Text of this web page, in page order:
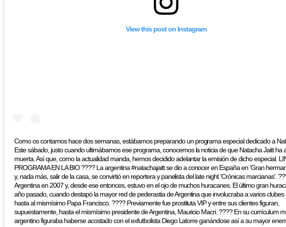
View this post on Instagram
Como os contamos hace dos semanas, estábamos preparando un programa especial dedicado a
Este sábado, justo cuando ultimábamos ese programa, conocemos la noticia de que Natacha Jaitt ha
muerta. Así que, como la actualidad manda, hemos decidido adelantar la emisión de dicho especial.
PROGRAMA EN LA BIO ???? La argentina #natachajaitt se dio a conocer en España en 'Gran
y, nada más, salir de la casa, se convirtió en reportera y panelista del late night 'Crónicas marcianas'.
Argentina en 2007 y, desde ese entonces, estuvo en el ojo de muchos huracanes. El último gran
año pasado, cuando destapó la mayor red de pederastia de Argentina que involucraba a varios clubes
hasta al mismísimo Papa Francisco. ???? Previamente fue prostituta VIP y entre sus clientes figuran,
supuestamente, hasta el mismísimo presidente de Argentina, Mauricio Macri. ???? En su currículum
argentino figuraba haberse acostado con el exfutbolista Diego Latorre ganándose así a su mayor